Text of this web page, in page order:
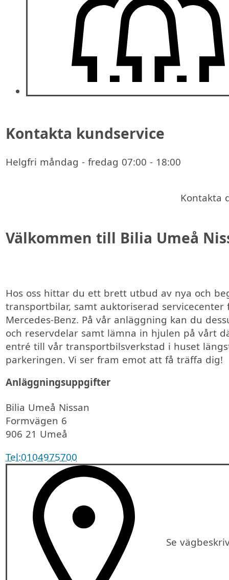
Kontakta kundservice
Helgfri måndag - fredag 07:00 - 18:00
Kontakta
Välkommen till Bilia Umeå
Hos oss hittar du ett brett utbud av nya och
transportbilar, samt auktoriserad servicecenter
Mercedes-Benz. På vår anläggning kan du
och reservdelar samt lämna in hjulen på vårt
entré till vår transportbilsverkstad i huset
parkeringen. Vi ser fram emot att få träffa dig!
Anläggningsuppgifter
Bilia Umeå Nissan
Formvägen 6
906 21 Umeå
Tel:0104975700
Se